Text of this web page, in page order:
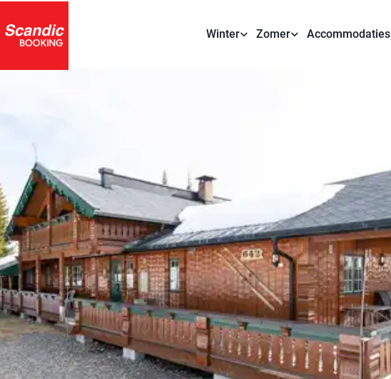
Winter Zomer Accommodaties